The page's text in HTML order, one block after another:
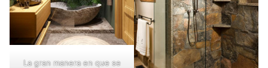
La gran manera en que se